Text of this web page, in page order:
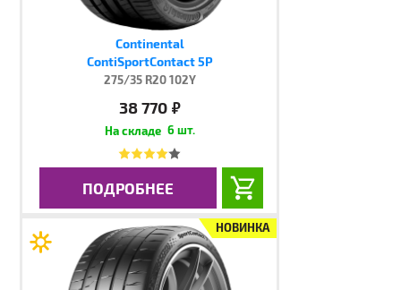
Continental
ContiSportContact 5P
275/35 R20 102Y
38 770 руб.
6 шт.
ПОДРОБНЕЕ
НОВИНКА